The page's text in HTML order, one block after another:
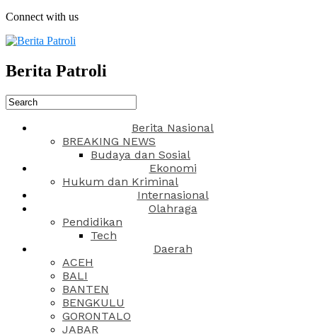
Connect with us
Berita Patroli
Berita Nasional
BREAKING NEWS
Budaya dan Sosial
Ekonomi
Hukum dan Kriminal
Internasional
Olahraga
Pendidikan
Tech
Daerah
ACEH
BALI
BANTEN
BENGKULU
GORONTALO
JABAR